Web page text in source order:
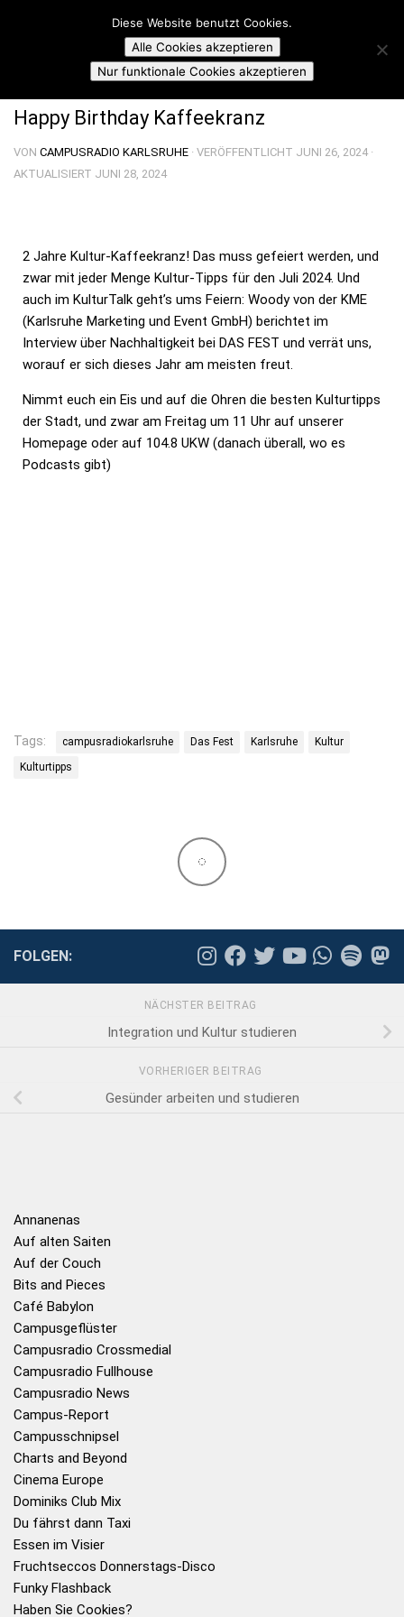
Skip to content
Campusradio Karlsruhe
KULTUR-KAFFEEKRANZ
Happy Birthday Kaffeekranz
VON CAMPUSRADIO KARLSRUHE · VERÖFFENTLICHT JUNI 26, 2024·
AKTUALISIERT JUNI 28, 2024
2 Jahre Kultur-Kaffeekranz! Das muss gefeiert werden, und
zwar mit jeder Menge Kultur-Tipps für den Juli 2024. Und
auch im KulturTalk geht’s ums Feiern: Woody von der KME
(Karlsruhe Marketing und Event GmbH) berichtet im
Interview über Nachhaltigkeit bei DAS FEST und verrät uns,
worauf er sich dieses Jahr am meisten freut.
Nimmt euch ein Eis und auf die Ohren die besten Kulturtipps
der Stadt, und zwar am Freitag um 11 Uhr auf unserer
Homepage oder auf 104.8 UKW (danach überall, wo es
Podcasts gibt)
Tags: campusradiokarlsruhe Das Fest Karlsruhe
Kultur
Kulturtipps
FOLGEN:
NÄCHSTER BEITRAG
Integration und Kultur studieren
VORHERIGER BEITRAG
Gesünder arbeiten und studieren
Annanenas
Auf alten Saiten
Auf der Couch
Bits and Pieces
Café Babylon
Campusgeflüster
Campusradio Crossmedial
Campusradio Fullhouse
Campusradio News
Campus-Report
Campusschnipsel
Charts and Beyond
Cinema Europe
Dominiks Club Mix
Du fährst dann Taxi
Essen im Visier
Fruchtseccos Donnerstags-Disco
Funky Flashback
Haben Sie Cookies?
Diese Website benutzt Cookies.
Alle Cookies akzeptieren
Nur funktionale Cookies akzeptieren